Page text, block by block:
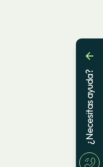
¿Necesitas ayuda?